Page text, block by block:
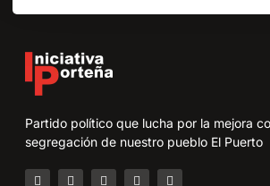
Partido político que lucha por la mejora
segregación de nuestro pueblo El Puerto